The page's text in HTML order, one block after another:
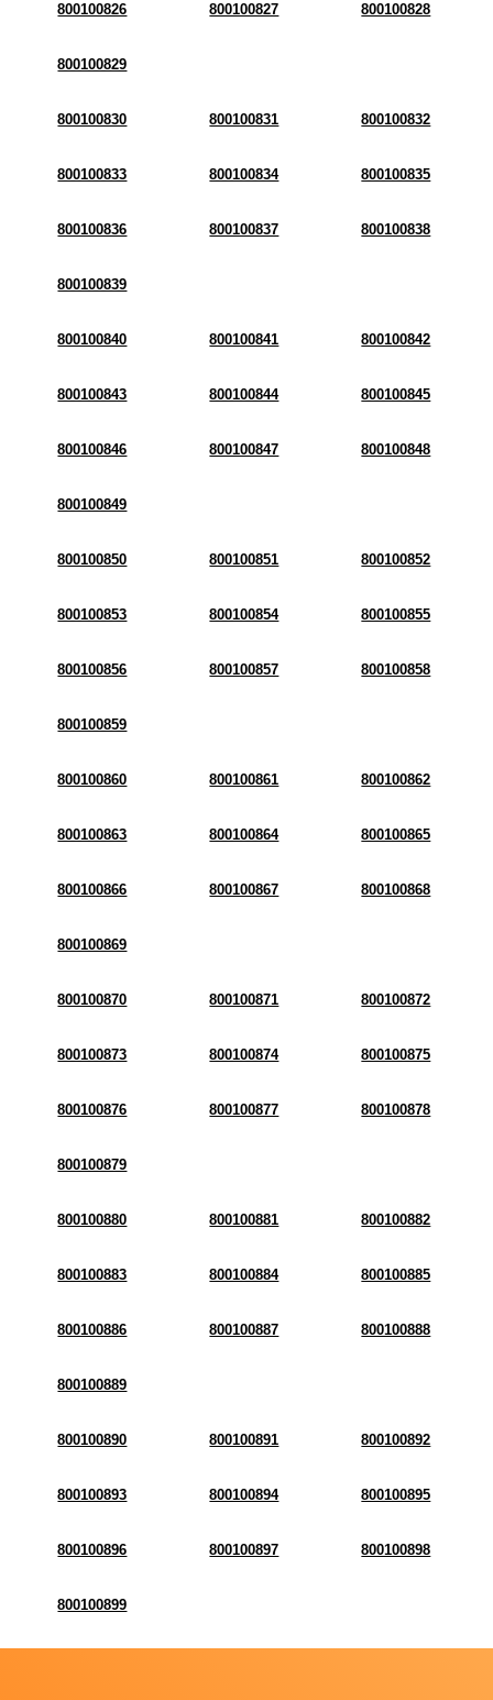
800100826 800100827 800100828
800100829
800100830 800100831 800100832
800100833 800100834 800100835
800100836 800100837 800100838
800100839
800100840 800100841 800100842
800100843 800100844 800100845
800100846 800100847 800100848
800100849
800100850 800100851 800100852
800100853 800100854 800100855
800100856 800100857 800100858
800100859
800100860 800100861 800100862
800100863 800100864 800100865
800100866 800100867 800100868
800100869
800100870 800100871 800100872
800100873 800100874 800100875
800100876 800100877 800100878
800100879
800100880 800100881 800100882
800100883 800100884 800100885
800100886 800100887 800100888
800100889
800100890 800100891 800100892
800100893 800100894 800100895
800100896 800100897 800100898
800100899